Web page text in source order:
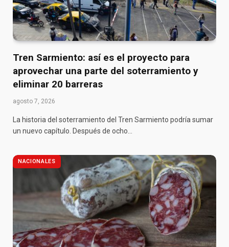
Tren Sarmiento: así es el proyecto para
aprovechar una parte del soterramiento y
eliminar 20 barreras
agosto 7, 2026
La historia del soterramiento del Tren Sarmiento podría sumar
un nuevo capítulo. Después de ocho…
NACIONALES